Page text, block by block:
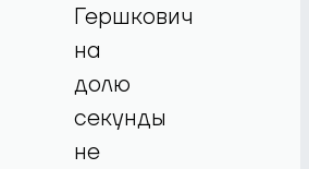
Гершкович
на
долю
секунды
не